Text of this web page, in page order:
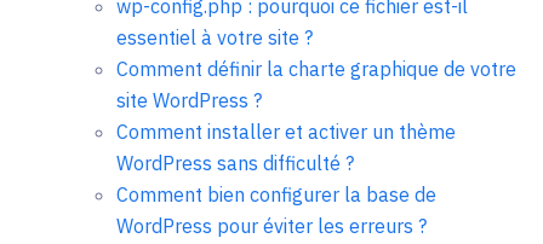
wp-config.php : pourquoi ce fichier est-il
essentiel à votre site ?
Comment définir la charte graphique de votre
site WordPress ?
Comment installer et activer un thème
WordPress sans difficulté ?
Comment bien configurer la base de
WordPress pour éviter les erreurs ?